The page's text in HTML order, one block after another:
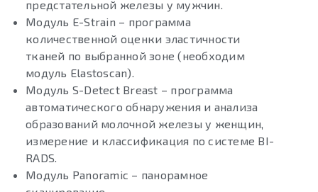
предстательной железы у мужчин.
Mодуль E-Strain – программа
количественной оценки эластичности
тканей по выбранной зоне (необходим
модуль Elastoscan).
Модуль S-Detect Breast – программа
автоматического обнаружения и анализа
образований молочной железы у женщин,
измерение и классификация по системе BI-
RADS.
Модуль Panoramic – панорамное